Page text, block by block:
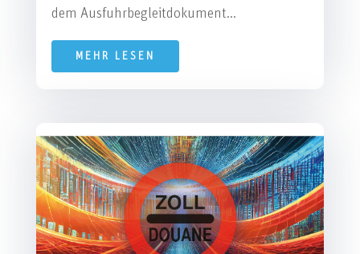
dem Ausfuhrbegleitdokument...
MEHR LESEN